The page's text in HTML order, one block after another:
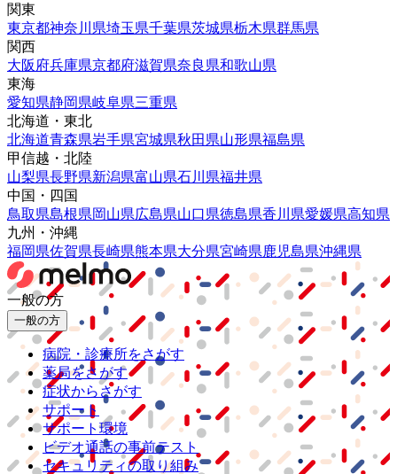
関東
東京都神奈川県埼玉県千葉県茨城県栃木県群馬県
関西
大阪府兵庫県京都府滋賀県奈良県和歌山県
東海
愛知県静岡県岐阜県三重県
北海道・東北
北海道青森県岩手県宮城県秋田県山形県福島県
甲信越・北陸
山梨県長野県新潟県富山県石川県福井県
中国・四国
鳥取県島根県岡山県広島県山口県徳島県香川県愛媛県高知県
九州・沖縄
福岡県佐賀県長崎県熊本県大分県宮崎県鹿児島県沖縄県
一般の方
一般の方
病院・診療所をさがす
薬局をさがす
症状からさがす
サポート
サポート環境
ビデオ通話の事前テスト
セキュリティの取り組み